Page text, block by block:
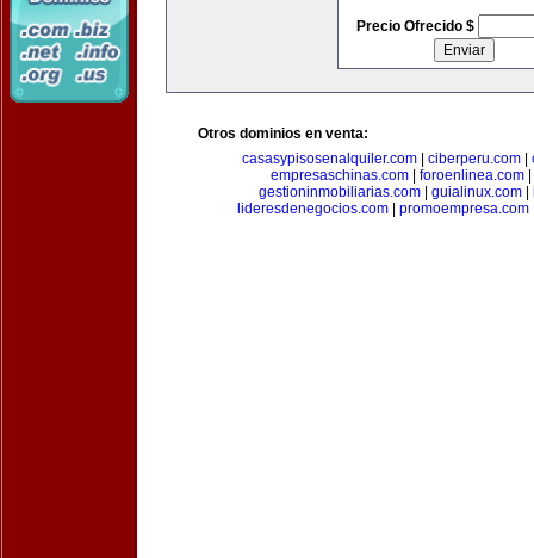
Precio Ofrecido $
Otros dominios en venta:
casasypisosenalquiler.com
ciberperu.com
empresaschinas.com| foroenlinea.com|
gestioninmobiliarias.com| guialinux.com|
lideresdenegocios.com
promoempresa.com